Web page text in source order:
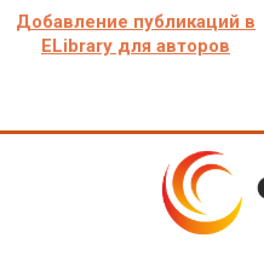
Добавление публикаций в
ELibrary для авторов